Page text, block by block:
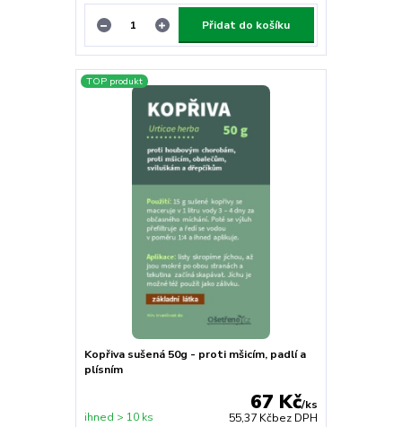
Přidat do košíku
TOP produkt
Kopřiva sušená 50g - proti mšicím, padlí a
plísním
67 Kč/ks
55,37 Kčbez DPH
ihned > 10 ks